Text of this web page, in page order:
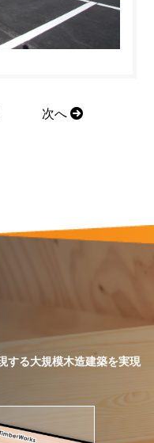
次へ
する大規模木造建築を実現